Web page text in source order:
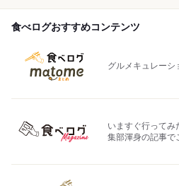
食べログおすすめコンテンツ
グルメキュレーシ
いますぐ行ってみ
集部渾身の記事で